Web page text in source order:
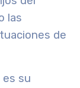
las
de
es su